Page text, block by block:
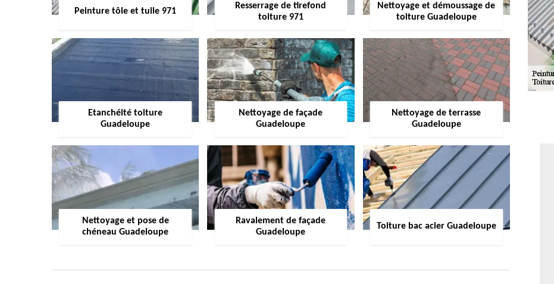
Peinture tôle et tuile 971
Resserrage de tirefond
toiture 971
Nettoyage et démoussage de
toiture Guadeloupe
Etanchéité toiture
Guadeloupe
Nettoyage de façade
Guadeloupe
Nettoyage de terrasse
Guadeloupe
Nettoyage et pose de
chéneau Guadeloupe
Ravalement de façade
Guadeloupe
Toiture bac acier Guadeloupe